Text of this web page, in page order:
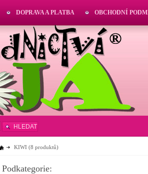
KIWI (8 produktů)
Podkategorie:
DOPRAVA A PLATBA OBCHODNÍ
HLEDAT